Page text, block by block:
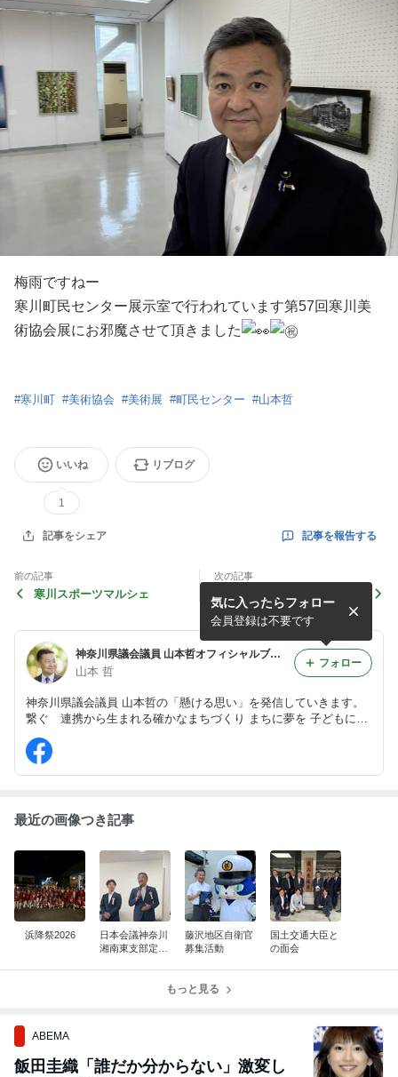
梅雨ですねー
寒川町民センター展示室で行われています第57回寒川美
術協会展にお邪魔させて頂きました
#寒川町 #美術協会 #美術展 #町民センター #山本哲
いいね
1
リブログ
記事をシェア 記事を報告する
前の記事
寒川スポーツマルシェ
次の記事
神奈川県議会議員 山本哲オフィシャルブログ 「懸ける思い」
山本 哲
神奈川県議会議員 山本哲の「懸ける思い」を発信していきます。
繋ぐ 連携から生まれる確かなまちづくり まちに夢を 子どもに未
来を 希望にきらめく明日は来る 町の経済復興から誰もが安全で
安心して暮らせる元気なまちへ！ 応援よろしくお願いいたしま
す。
気に入ったらフォロー
会員登録は不要です
フォロー
最近の画像つき記事
浜降祭2026
日本会議神奈川
湘南東支部定期
藤沢地区自衛官
募集活動
国土交通大臣と
の面会
もっと見る
ABEMA
飯田圭織「誰だか分からない」激変し